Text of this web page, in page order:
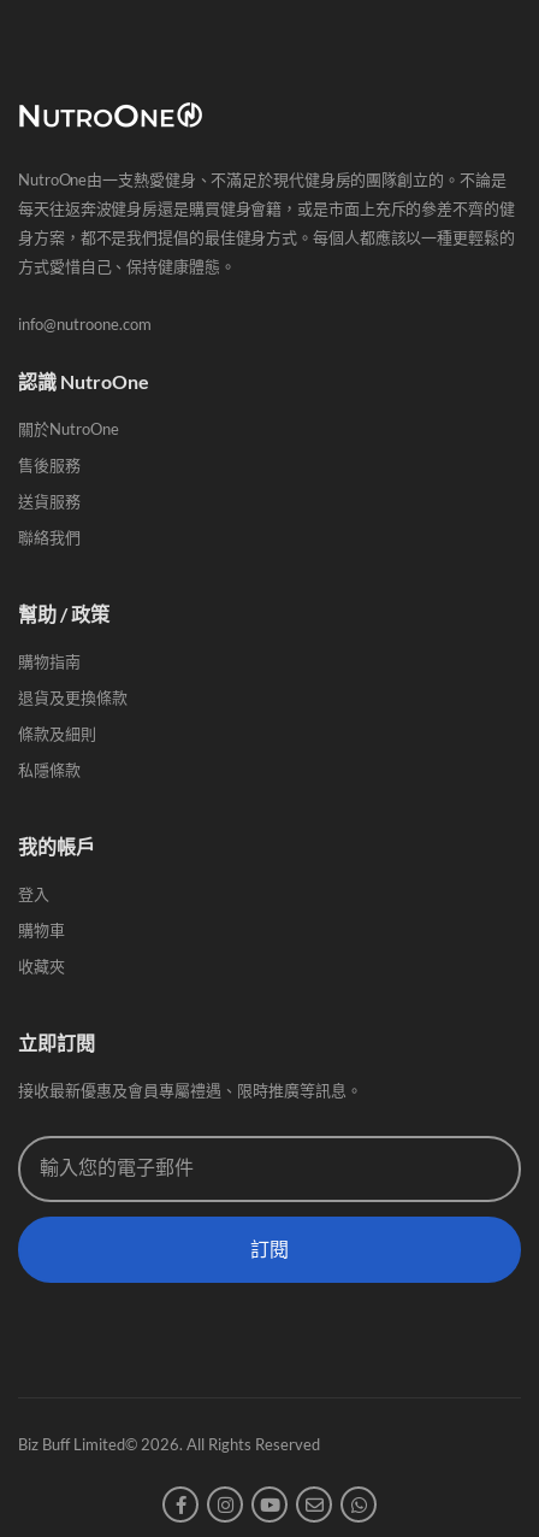
NutroOne由一支熱愛健身、不滿足於現代健身房的團隊創立的。不論是
每天往返奔波健身房還是購買健身會籍，或是市面上充斥的參差不齊的健
身方案，都不是我們提倡的最佳健身方式。每個人都應該以一種更輕鬆的
方式愛惜自己、保持健康體態。
info@nutroone.com
認識 NutroOne
關於NutroOne
售後服務
送貨服務
聯絡我們
幫助 / 政策
購物指南
退貨及更換條款
條款及細則
私隱條款
我的帳戶
登入
購物車
收藏夾
立即訂閱
接收最新優惠及會員專屬禮遇、限時推廣等訊息。
訂閱
Biz Buff Limited© 2026. All Rights Reserved